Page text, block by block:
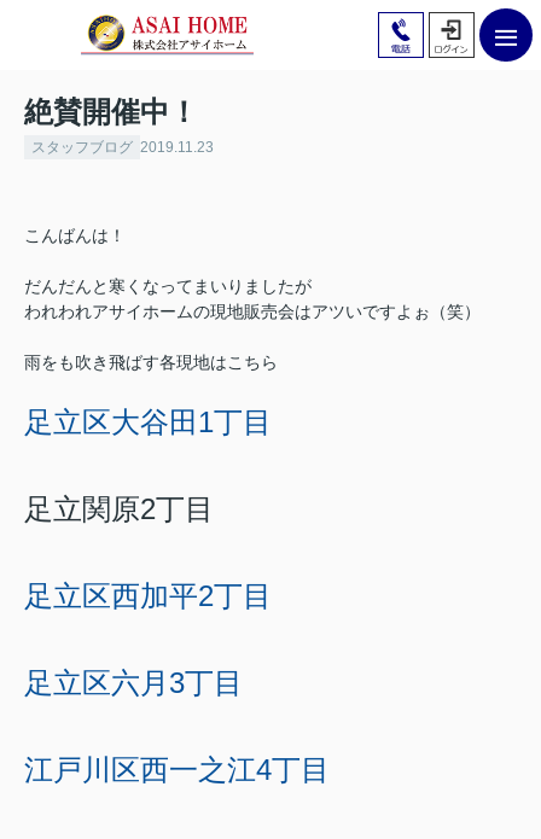
絶賛開催中！
スタッフブログ 2019.11.23
こんばんは！
だんだんと寒くなってまいりましたが
われわれアサイホームの現地販売会はアツいですよぉ（笑）
雨をも吹き飛ばす各現地はこちら
足立区大谷田1丁目
足立関原2丁目
足立区西加平2丁目
足立区六月3丁目
江戸川区西一之江4丁目